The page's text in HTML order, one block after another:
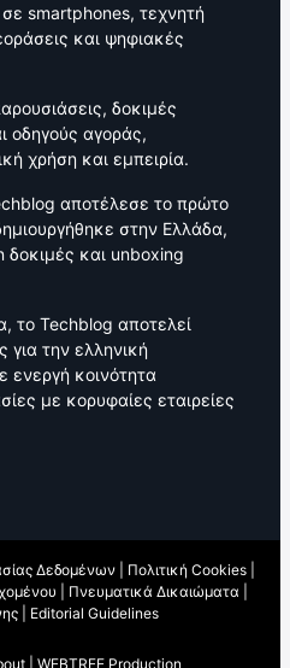
σε smartphones, τεχνητή
και ψηφιακές
δοκιμές
οδηγούς αγοράς,
χρήση και εμπειρία.
αποτέλεσε το πρώτο
στην Ελλάδα,
δοκιμές και unboxing
το Techblog αποτελεί
την ελληνική
ενεργή κοινότητα
με κορυφαίες εταιρείες
Δεδομένων Πολιτική Cookies
Πνευματικά Δικαιώματα
Editorial Guidelines
WEBTREE Production